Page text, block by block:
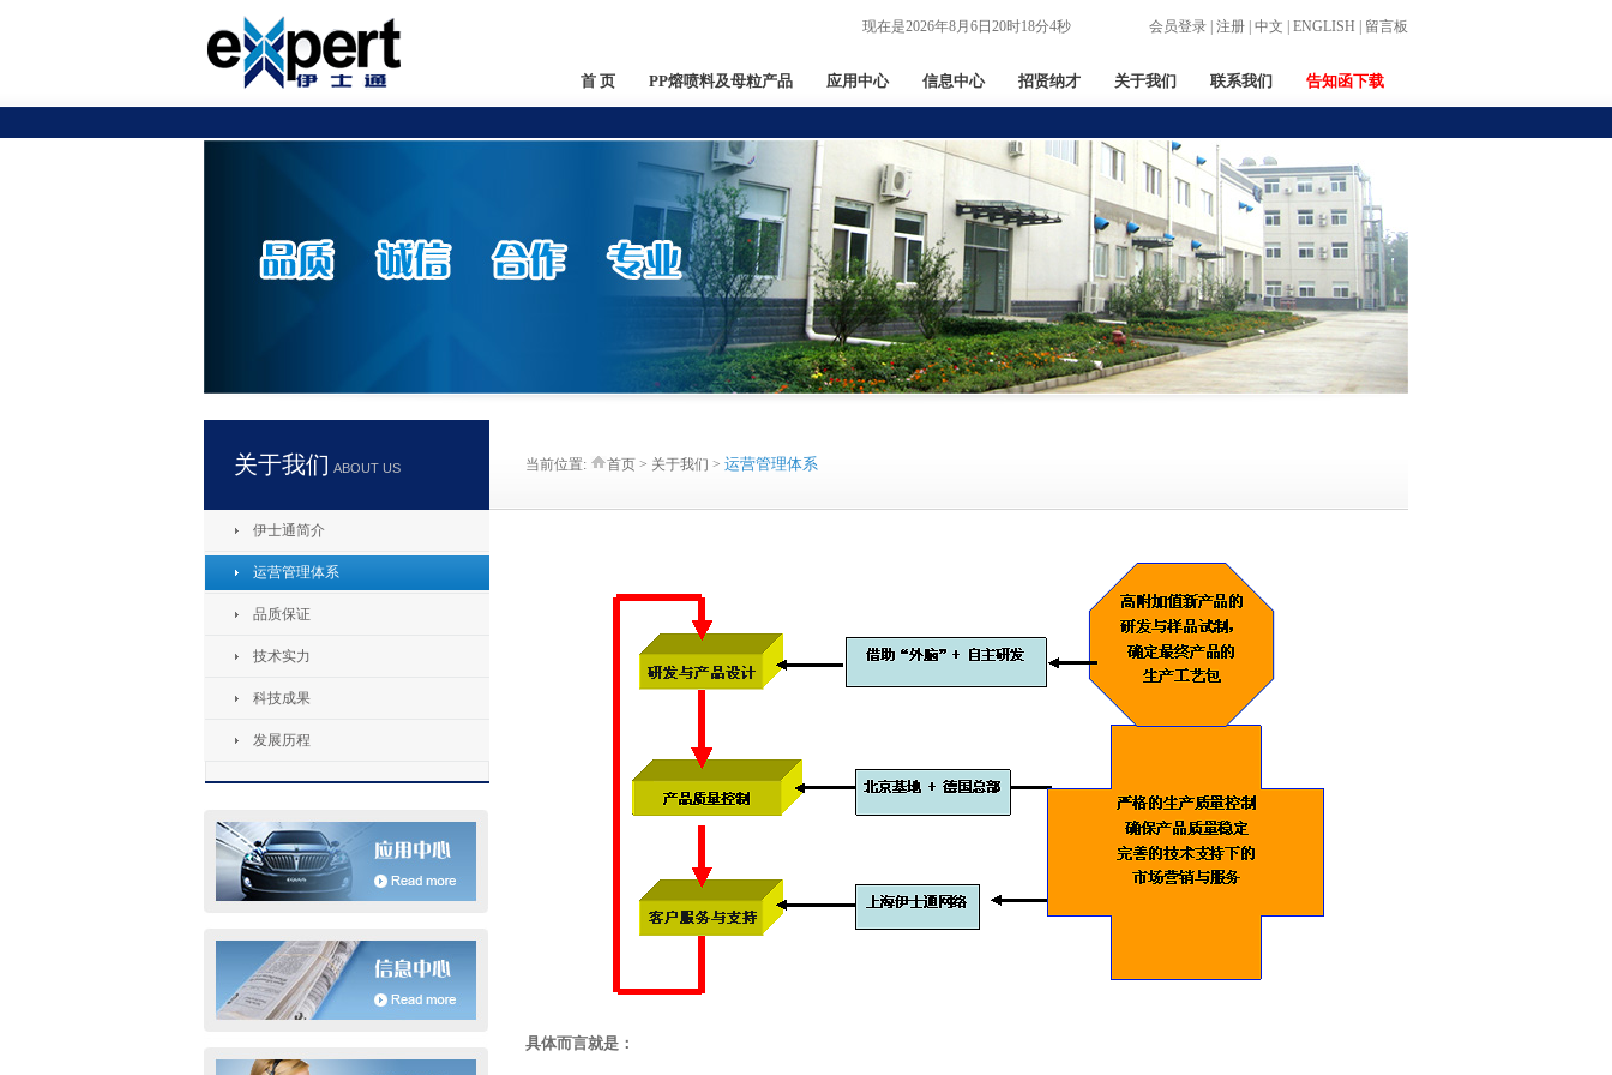
现在是2026年8月6日20时18分4秒 会员登录 注册 中文 ENGLISH 留言板
首 页 PP熔喷料及母粒产品 应用中心 信息中心 招贤纳才 关于我们 联系我们 告知函下载
关于我们 ABOUT US
伊士通简介
运营管理体系
品质保证
技术实力
科技成果
发展历程
当前位置: 首页 > 关于我们 > 运营管理体系
具体而言就是：